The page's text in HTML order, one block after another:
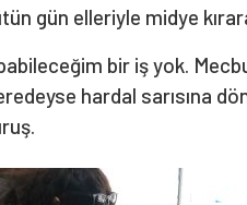
gün elleriyle midye
bir iş yok.
hardal sarısına